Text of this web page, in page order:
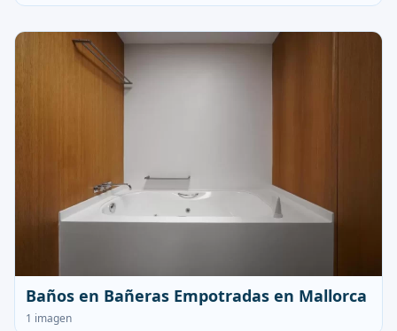
Baños en Bañeras Empotradas en Mallorca
1 imagen